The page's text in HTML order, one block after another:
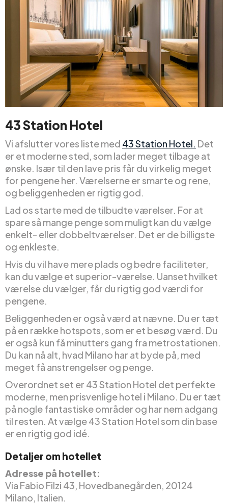
43 Station Hotel
Vi afslutter vores liste med 43 Station Hotel. Det
er et moderne sted, som lader meget tilbage at
ønske. Især til den lave pris får du virkelig meget
for pengene her. Værelserne er smarte og rene,
og beliggenheden er rigtig god.
Lad os starte med de tilbudte værelser. For at
spare så mange penge som muligt kan du vælge
enkelt- eller dobbeltværelser. Det er de billigste
og enkleste.
Hvis du vil have mere plads og bedre faciliteter,
kan du vælge et superior-værelse. Uanset hvilket
værelse du vælger, får du rigtig god værdi for
pengene.
Beliggenheden er også værd at nævne. Du er tæt
på en række hotspots, som er et besøg værd. Du
er også kun få minutters gang fra metrostationen.
Du kan nå alt, hvad Milano har at byde på, med
meget få anstrengelser og penge.
Overordnet set er 43 Station Hotel det perfekte
moderne, men prisvenlige hotel i Milano. Du er tæt
på nogle fantastiske områder og har nem adgang
til resten. At vælge 43 Station Hotel som din base
er en rigtig god idé.
Detaljer om hotellet
Adresse på hotellet:
Via Fabio Filzi 43, Hovedbanegården, 20124
Milano, Italien.